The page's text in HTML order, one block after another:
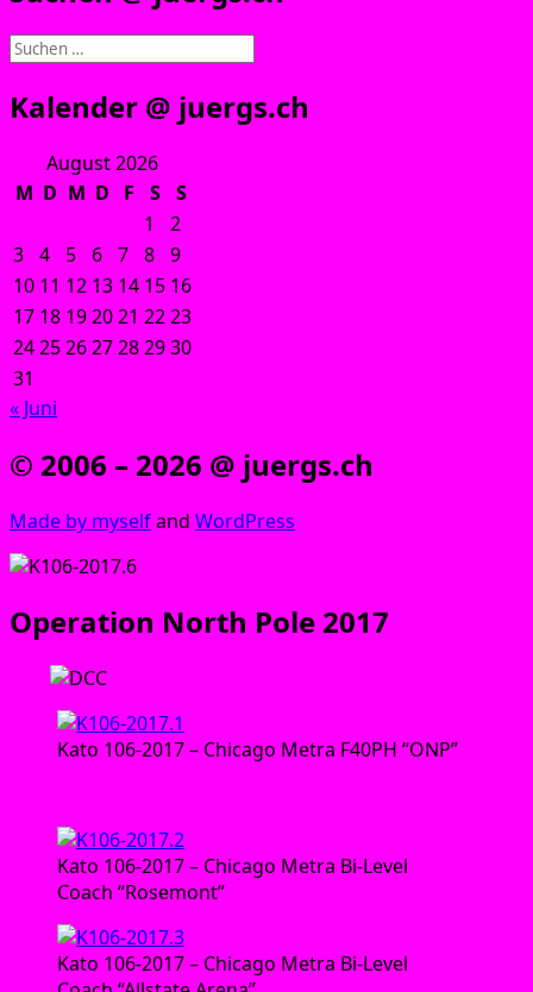
Suchen
Kalender @ juergs.ch
August 2026
M D M D F S
S
1
2
3 4 5 6 7 8 9
10 11 12 13 14 15 16
17 18 192021 2223
24252627282930
31
« Juni
© 2006 – 2026 @ juergs.ch
Made by mys­elfand Word­Press
Operation North Pole 2017
Kato 106‑2017 – Chi­ca­go Metra F40PH “ONP”
Kato 106‑2017 – Chi­ca­go Metra Bi-Level
Coach “Rose­mont”
Kato 106‑2017 – Chi­ca­go Metra Bi-Level